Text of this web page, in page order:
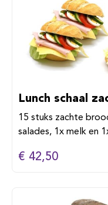
Lunch schaal
15 stuks zachte
salades, 1x melk en
€ 42,50